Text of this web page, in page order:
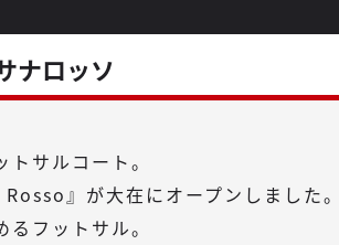
ナロッソ
サルコート。
』が大在にオープンしました。
フットサル。